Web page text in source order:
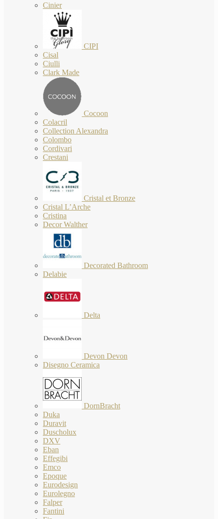
Cinier
CIPI
Cisal
Ciulli
Clark Made
Cocoon
Colacril
Collection Alexandra
Colombo
Cordivari
Crestani
Cristal et Bronze
Cristal L’Arche
Cristina
Decor Walther
Decorated Bathroom
Delabie
Delta
Devon Devon
Disegno Ceramica
DornBracht
Duka
Duravit
Duscholux
DXV
Eban
Effegibi
Emco
Epoque
Eurodesign
Eurolegno
Falper
Fantini